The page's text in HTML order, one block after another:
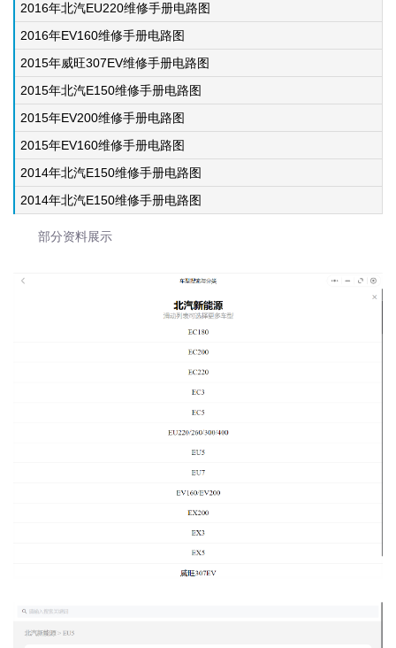
2016年北汽EU220维修手册电路图
2016年EV160维修手册电路图
2015年威旺307EV维修手册电路图
2015年北汽E150维修手册电路图
2015年EV200维修手册电路图
2015年EV160维修手册电路图
2014年北汽E150维修手册电路图
2014年北汽E150维修手册电路图
部分资料展示